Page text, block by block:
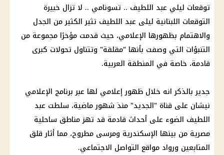
توقعات ليلي عبد اللطيف .. تسونامي .. لا تزال خبيرة
التوقعات اللبنانية ليلى عبد اللطيف تثير الكثير من الجدل
والاهتمام بظهورها الإعلامي، حيث قدمت مؤخرًا مجموعة من
التنبؤات التي وصفت بأنها "مقلقة" وتتناول تحولات كبرى
قادمة، خاصة في المنطقة العربية.
جدير بالذكر انه خلال ظهور إعلامي لها عبر برنامج الإعلامي
نيشان على قناة "الجديد" منذ شهور ماضية، سلطت عبد
اللطيف الضوء على أحداث قادمة قد تهز مناطق ساحلية
مصرية من بينها الإسكندرية ومرسى مطروح، مما أثار قلق
المتابعين ورواد مواقع التواصل الاجتماعي.